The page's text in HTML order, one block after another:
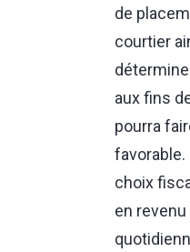
de
courtier
aux fins
pourra
favorable.
choix
en revenu